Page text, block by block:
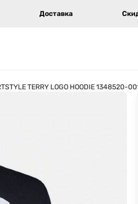
Доставка
TERRY LOGO HOODIE 1348520-